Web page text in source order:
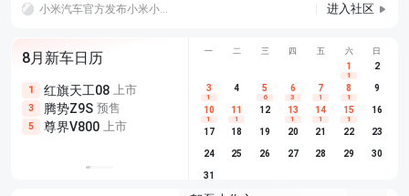
小米汽车官方发布小米小米YU7、SU7及小米SU7 Ultra专属8月购车权益，活动周期为8月1日 0时至8月31日24时，多重购车福利同步上线，覆盖购车礼包、低息金融、智驾保障、老车主复购激励四大板块。 进入社区
8月新车日历
1 红旗天工08 上市
3 腾势Z9S 预售
5 尊界V800 上市
尊界V680 上市
享界G9 预售
别克至境L7 预售
埃安
长城H10
深蓝S05
一 二 三 四 五 六 日
1
1
2
3
1
4 5
6
6
3
7
1
8
1
9
10
1
11
1
12 13
1
14
1
15
1
16
17 18 19 20 21 22 23
24 25 26 27 28 29 30
31